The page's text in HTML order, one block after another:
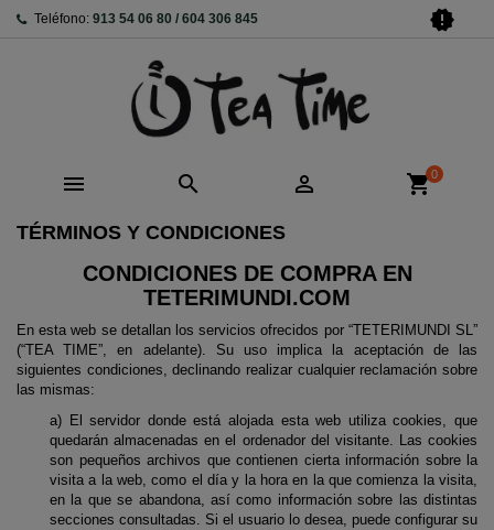
Teléfono: 913 54 06 80 / 604 306 845 new_releases
   shopping_cart0
TÉRMINOS Y CONDICIONES
CONDICIONES DE COMPRA EN
TETERIMUNDI.COM
En esta web se detallan los servicios ofrecidos por “TETERIMUNDI SL”
(“TEA TIME”, en adelante). Su uso implica la aceptación de las
siguientes condiciones, declinando realizar cualquier reclamación sobre
las mismas:
a) El servidor donde está alojada esta web utiliza cookies, que
quedarán almacenadas en el ordenador del visitante. Las cookies
son pequeños archivos que contienen cierta información sobre la
visita a la web, como el día y la hora en la que comienza la visita,
en la que se abandona, así como información sobre las distintas
secciones consultadas. Si el usuario lo desea, puede configurar su